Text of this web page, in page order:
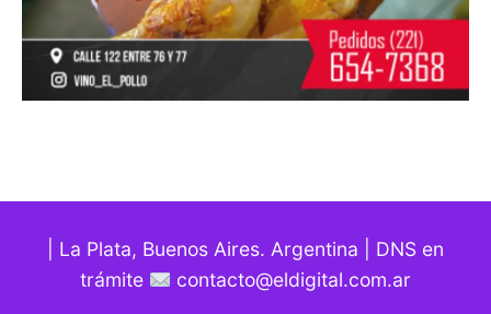
| La Plata, Buenos Aires. Argentina | DNS en
trámite
contacto@eldigital.com.ar